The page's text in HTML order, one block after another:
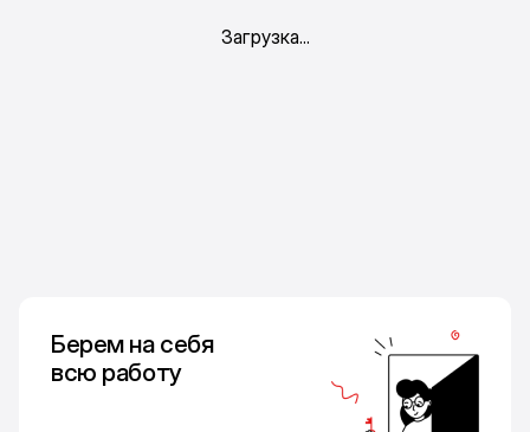
Берем на себя
всю работу